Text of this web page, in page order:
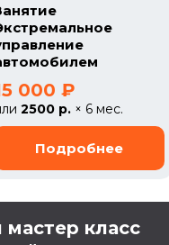
000 ₽
2500 р. × 6 мес.
класс